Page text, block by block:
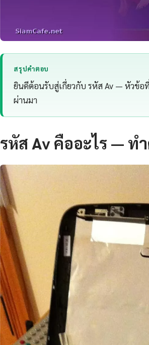
สรุปคำตอบ
ยินดีต้อนรับสู่เกี่ยวกับ รหัส Av — หัวข้อ
ผ่านมา
รหัส Av คืออะไร — ท